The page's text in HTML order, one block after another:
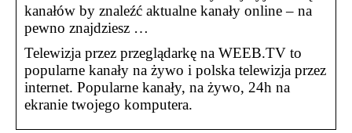
kanałów by znaleźć aktualne kanały online – na
pewno znajdziesz …
Telewizja przez przeglądarkę na WEEB.TV to
popularne kanały na żywo i polska telewizja przez
internet. Popularne kanały, na żywo, 24h na
ekranie twojego komputera.